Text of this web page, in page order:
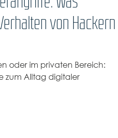
von Hackern
oder im privaten Bereich:
zum Alltag digitaler